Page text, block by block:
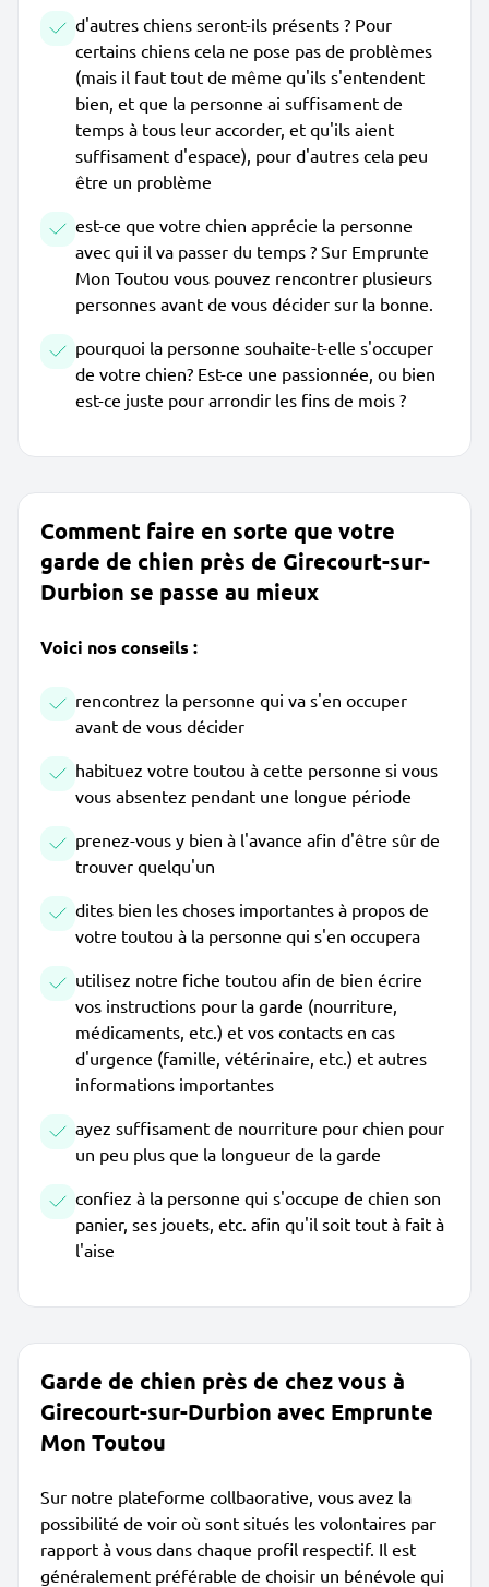
d'autres chiens seront-ils présents ? Pour
certains chiens cela ne pose pas de problèmes
(mais il faut tout de même qu'ils s'entendent
bien, et que la personne ai suffisament de
temps à tous leur accorder, et qu'ils aient
suffisament d'espace), pour d'autres cela peu
être un problème
est-ce que votre chien apprécie la personne
avec qui il va passer du temps ? Sur Emprunte
Mon Toutou vous pouvez rencontrer plusieurs
personnes avant de vous décider sur la bonne.
pourquoi la personne souhaite-t-elle s'occuper
de votre chien? Est-ce une passionnée, ou bien
est-ce juste pour arrondir les fins de mois ?
Comment faire en sorte que votre
garde de chien près de Girecourt-sur-
Durbion se passe au mieux
Voici nos conseils :
rencontrez la personne qui va s'en occuper
avant de vous décider
habituez votre toutou à cette personne si vous
vous absentez pendant une longue période
prenez-vous y bien à l'avance afin d'être sûr de
trouver quelqu'un
dites bien les choses importantes à propos de
votre toutou à la personne qui s'en occupera
utilisez notre fiche toutou afin de bien écrire
vos instructions pour la garde (nourriture,
médicaments, etc.) et vos contacts en cas
d'urgence (famille, vétérinaire, etc.) et autres
informations importantes
ayez suffisament de nourriture pour chien pour
un peu plus que la longueur de la garde
confiez à la personne qui s'occupe de chien son
panier, ses jouets, etc. afin qu'il soit tout à fait à
l'aise
Garde de chien près de chez vous à
Girecourt-sur-Durbion avec Emprunte
Mon Toutou
Sur notre plateforme collbaorative, vous avez la
possibilité de voir où sont situés les volontaires par
rapport à vous dans chaque profil respectif. Il est
généralement préférable de choisir un bénévole qui